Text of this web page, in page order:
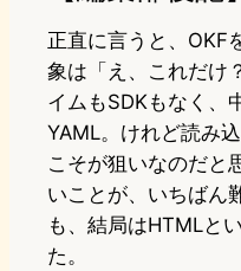
正直に言うと、OKF
象は「え、これだけ
イムもSDKもなく、
YAML。けれど読み
こそが狙いなのだと
いことが、いちばん
も、結局はHTMLと
た。